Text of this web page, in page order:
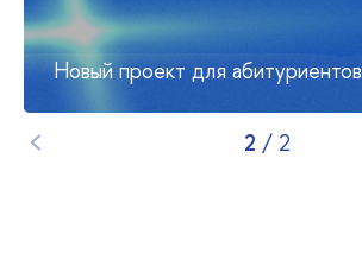
Новый проект для абитуриентов
2 / 2